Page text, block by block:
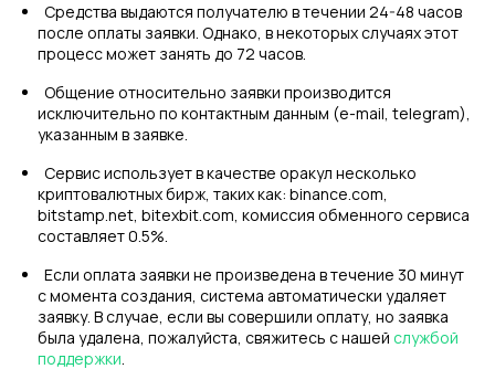
Средства выдаются получателю в течении 24-48 часов
после оплаты заявки. Однако, в некоторых случаях этот
процесс может занять до 72 часов.
Общение относительно заявки производится
исключительно по контактным данным (e-mail, telegram),
указанным в заявке.
Сервис использует в качестве оракул несколько
криптовалютных бирж, таких как: binance.com,
bitstamp.net, bitexbit.com, комиссия обменного сервиса
составляет 0.5%.
Если оплата заявки не произведена в течение 30 минут
с момента создания, система автоматически удаляет
заявку. В случае, если вы совершили оплату, но заявка
была удалена, пожалуйста, свяжитесь с нашей службой
поддержки.